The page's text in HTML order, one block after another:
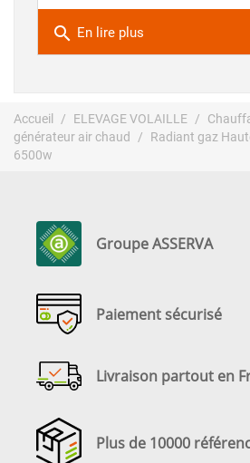
search En lire plus
Accueil ELEVAGE VOLAILLE
générateur air chaud
Radiant gaz
6500w
Groupe ASSERVA
Paiement sécurisé
Livraison partout en
Plus de 10000